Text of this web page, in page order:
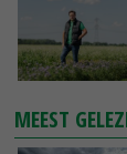
MEEST